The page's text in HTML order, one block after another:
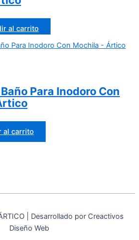
al carrito
Para Inodoro Con
al carrito
| Desarrollado por Creactivos
Diseño Web